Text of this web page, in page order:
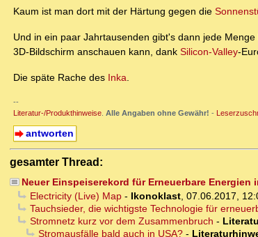
Kaum ist man dort mit der Härtung gegen die
Und in ein paar Jahrtausenden gibt's dann jede Menge
3D-Bildschirm anschauen kann, dank Silicon-Valley-
Die späte Rache des Inka.
--
Literatur-/Produkthinweise. Alle Angaben ohne Gewähr! -
antworten
gesamter Thread:
Neuer Einspeiserekord für Erneuerbare Energien
Electricity (Live) Map- Ikonoklast, 07.06.2017,
Tauchsieder, die wichtigste Technologie für
Stromnetz kurz vor dem Zusammenbruch -
Stromausfälle bald auch in USA?-